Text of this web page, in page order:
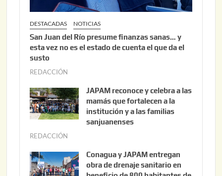
DESTACADAS NOTICIAS
San Juan del Río presume finanzas sanas… y
esta vez no es el estado de cuenta el que da el
susto
REDACCIÓN
o
s
t
,
2
JAPAM reconoce y celebra a las
mamás que fortalecen a la
institución y a las familias
sanjuanenses
REDACCIÓN
n
i
Conagua y JAPAM entregan
obra de drenaje sanitario en